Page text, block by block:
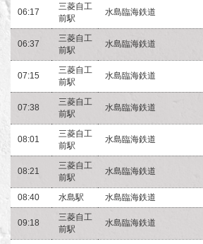
06:17
三菱自工
前駅
水島臨海鉄道
06:37
三菱自工
前駅
水島臨海鉄道
07:15
三菱自工
前駅
水島臨海鉄道
07:38
三菱自工
前駅
水島臨海鉄道
08:01
三菱自工
前駅
水島臨海鉄道
08:21
三菱自工
前駅
水島臨海鉄道
08:40 水島駅 水島臨海鉄道
09:18
三菱自工
前駅
水島臨海鉄道